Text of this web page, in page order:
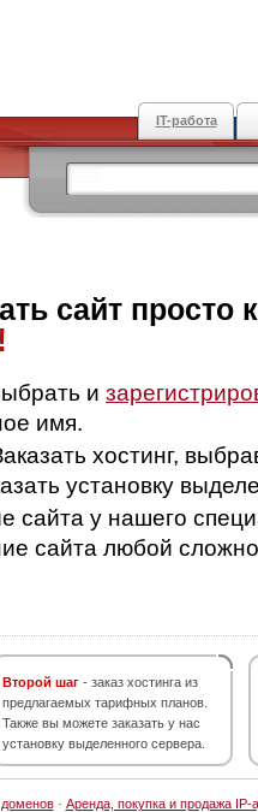
IT-работа
сайт просто
и
имя.
хостинг,
установку
сайта у нашего
сайта любой
Второй шаг - заказ хостинга из
предлагаемых тарифных планов.
Также вы можете заказать у нас
установку выделенного сервера.
доменов· Аренда, покупка и продажа IP-